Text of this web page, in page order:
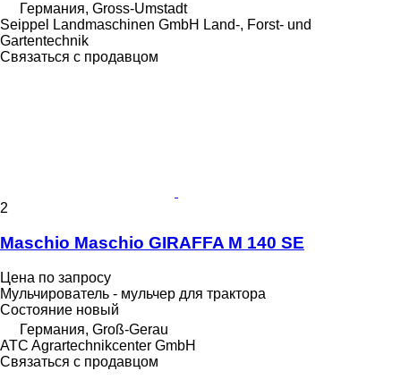
Германия, Gross-Umstadt
Seippel Landmaschinen GmbH Land-, Forst- und
Gartentechnik
Связаться с продавцом
2
Maschio Maschio GIRAFFA M 140 SE
Цена по запросу
Мульчирователь - мульчер для трактора
Состояние новый
Германия, Groß-Gerau
ATC Agrartechnikcenter GmbH
Связаться с продавцом